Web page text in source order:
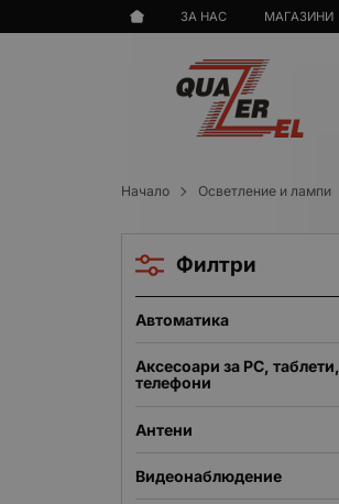
ЗА НАС МАГАЗИНИ
Начало Осветление и лампи
Филтри
Автоматика
Аксесоари за PC, таблети,
телефони
Антени
Видеонаблюдение